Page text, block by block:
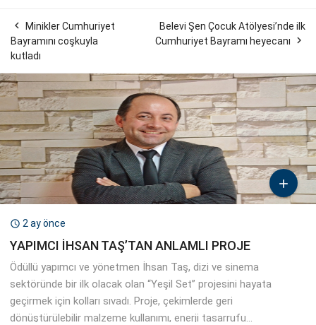

Minikler Cumhuriyet
Bayramını coşkuyla
kutladı
Belevi Şen Çocuk Atölyesi’nde ilk
Cumhuriyet Bayramı heyecanı


 2 ay önce
YAPIMCI İHSAN TAŞ’TAN ANLAMLI PROJE
Ödüllü yapımcı ve yönetmen İhsan Taş, dizi ve sinema
sektöründe bir ilk olacak olan “Yeşil Set” projesini hayata
geçirmek için kolları sıvadı. Proje, çekimlerde geri
dönüştürülebilir malzeme kullanımı, enerji tasarrufu...